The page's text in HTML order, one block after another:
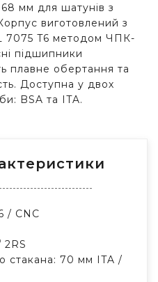
мм для шатунів з
виготовлений з
7075 T6 методом ЧПК-
підшипники
плавне обертання та
Доступна у двох
BSA та ITA.
/ CNC
2RS
стакана: 70 мм ITA /